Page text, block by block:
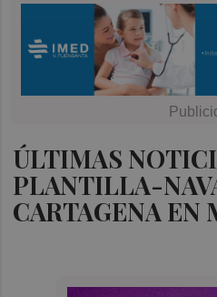
ÚLTIMAS
PLANTILLA-
CARTAGENA EN